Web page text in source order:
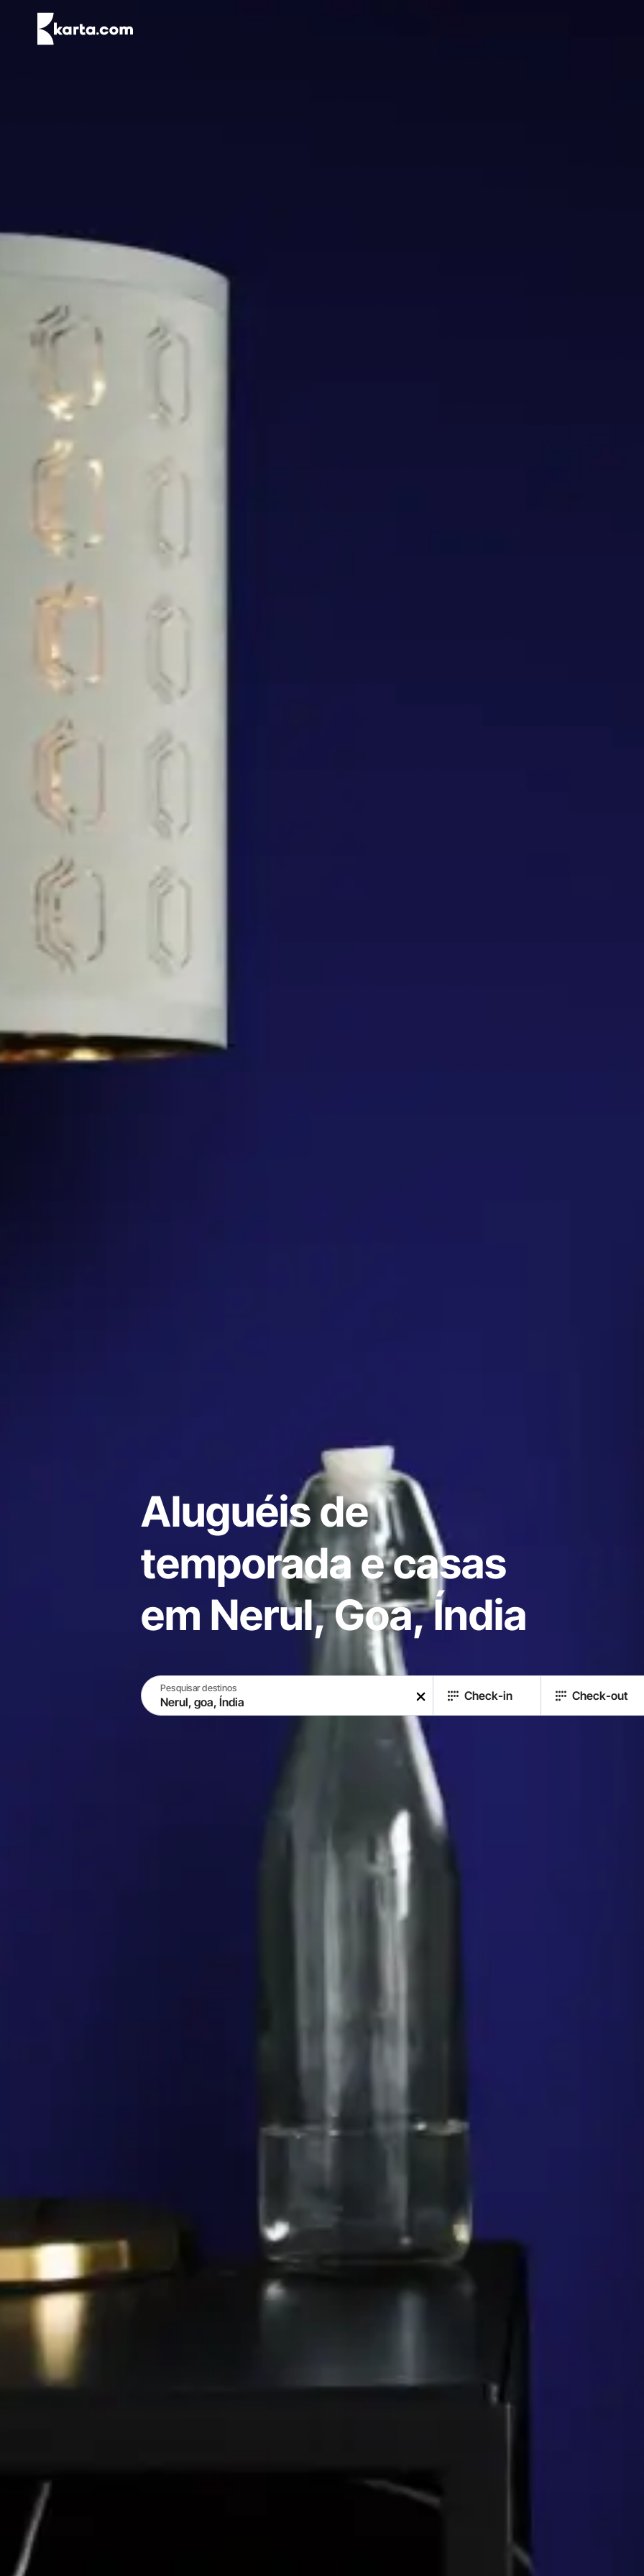
Aluguéis de
temporada e casas
em Nerul, Goa, Índia
Pesquisar destinos
Check-in Check-out